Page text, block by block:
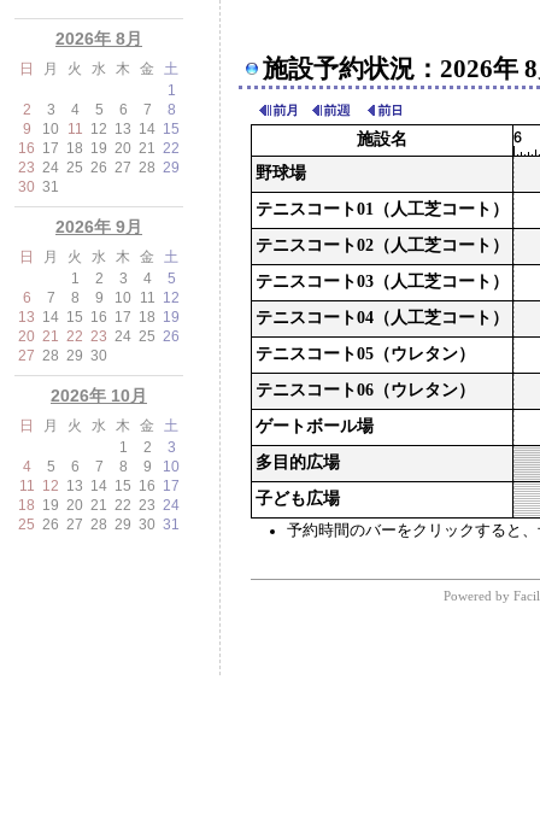
施設予約状況：2026年
施設名
予約時間のバーをクリックすると
野球場
テニスコート01（人工芝コート）
テニスコート02（人工芝コート）
テニスコート03（人工芝コート）
テニスコート04（人工芝コート）
テニスコート05（ウレタン）
テニスコート06（ウレタン）
ゲートボール場
多目的広場
子ども広場
Powered by
2026年 8月
日 月 火 水 木 金
土
1
2
3 4 5 6 7
8
9
10 11 12 13 14 15
16 17 18 19 20 21 22
23 24 25 26 27 28 29
30 31
2026年 9月
日 月 火 水 木 金
土
1
2 3 4
5
6
7 8 9 10 11 12
13 14 15 16 17 18 19
20 21 22 23 24 25 26
27 28 29 30
2026年 10月
日 月 火 水 木 金
土
1
2
3
4
5 6 7 8 9
10
11 12 13 14 15 16 17
18 19 20 21 22 23 24
25 26 27 28 29 30 31